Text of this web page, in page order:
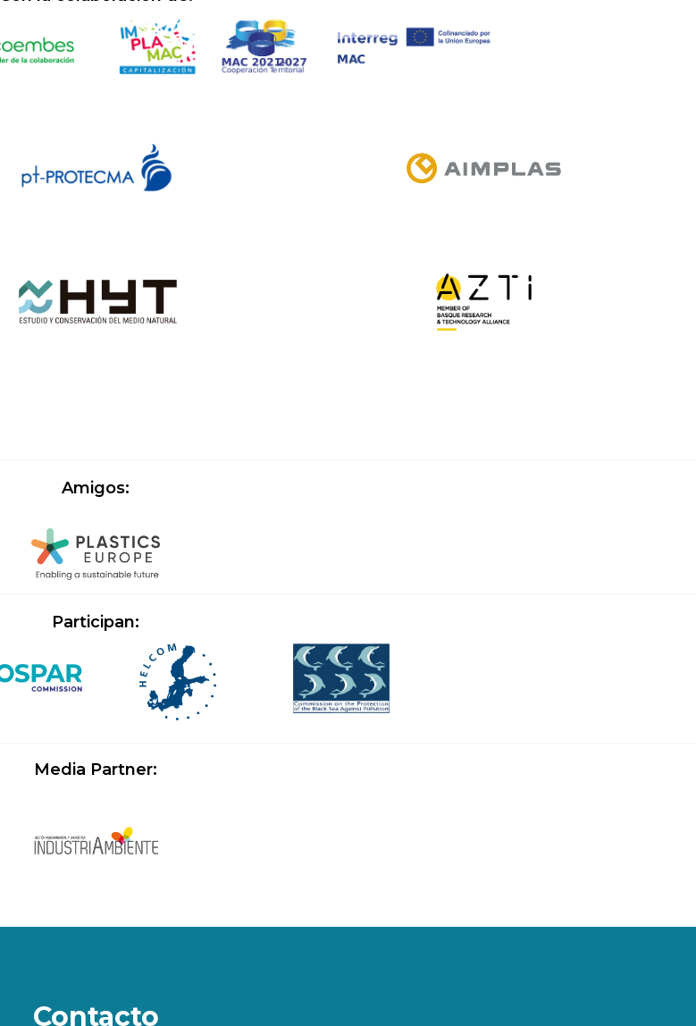
Amigos:
Participan:
Media Partner:
Contacto